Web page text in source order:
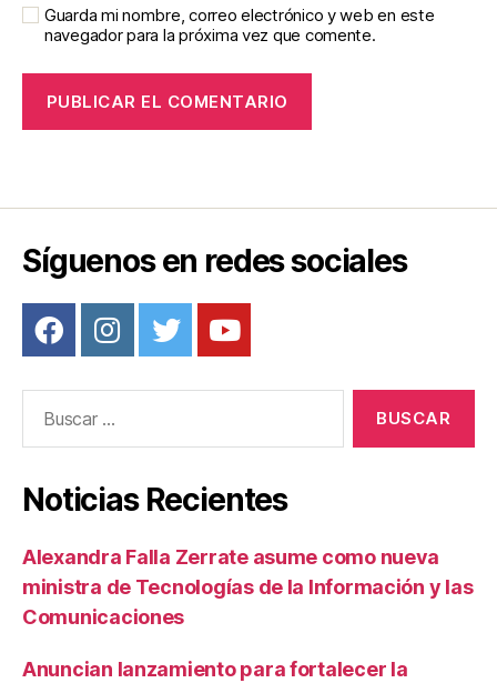
Guarda mi nombre, correo electrónico y web en este
navegador para la próxima vez que comente.
Síguenos en redes sociales
Noticias Recientes
Alexandra Falla Zerrate asume como nueva
ministra de Tecnologías de la Información y las
Comunicaciones
Anuncian lanzamiento para fortalecer la